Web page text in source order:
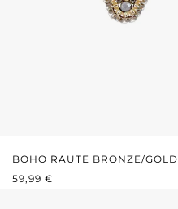
BOHO RAUTE BRONZE/GOLD
REGULÄRER PREIS:
59,99 €